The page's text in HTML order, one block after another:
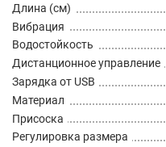
Длина (см)
Вибрация
Водостойкость
Дистанционное управление
Зарядка от USB
Материал
Присоска
Регулировка размера